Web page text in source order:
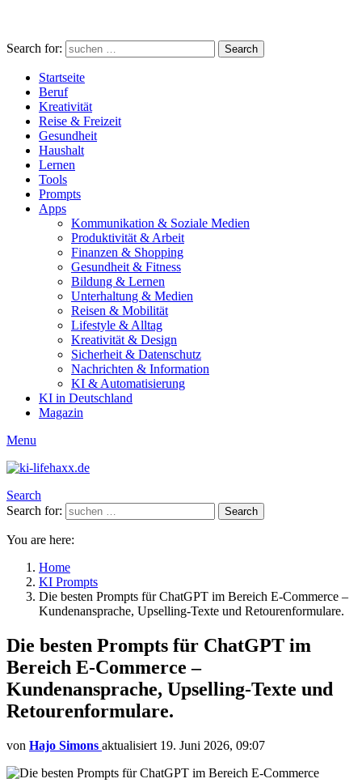
Search for: Search
Startseite
Beruf
Kreativität
Reise & Freizeit
Gesundheit
Haushalt
Lernen
Tools
Prompts
Apps
Kommunikation & Soziale Medien
Produktivität & Arbeit
Finanzen & Shopping
Gesundheit & Fitness
Bildung & Lernen
Unterhaltung & Medien
Reisen & Mobilität
Lifestyle & Alltag
Kreativität & Design
Sicherheit & Datenschutz
Nachrichten & Information
KI & Automatisierung
KI in Deutschland
Magazin
Menu
Search
Search for:
Search
You are here:
Home
KI Prompts
Die besten Prompts für ChatGPT im Bereich E-Commerce –
Kundenansprache, Upselling-Texte und Retourenformulare.
Die besten Prompts für ChatGPT im
Bereich E-Commerce –
Kundenansprache, Upselling-Texte und
Retourenformulare.
von Hajo Simons aktualisiert 19. Juni 2026, 09:07